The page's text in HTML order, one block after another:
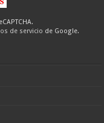
de servicio de Google.